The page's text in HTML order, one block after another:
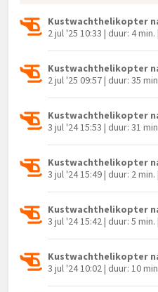
Kustwachthelikopter
2 jul '25 10:33 | duur: 4
Kustwachthelikopter
2 jul '25 09:57 | duur: 35
Kustwachthelikopter
3 jul '24 15:53 | duur: 31
Kustwachthelikopter
3 jul '24 15:49 | duur: 2
Kustwachthelikopter
3 jul '24 15:42 | duur: 5
Kustwachthelikopter
3 jul '24 10:02 | duur: 10